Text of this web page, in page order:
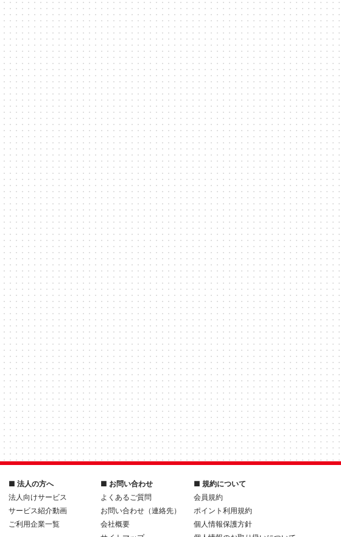
■ 法人の方へ
法人向けサービス
サービス紹介動画
ご利用企業一覧
■ お問い合わせ
よくあるご質問
お問い合わせ（連絡先）
会社概要
■ 規約について
会員規約
ポイント利用規約
個人情報保護方針